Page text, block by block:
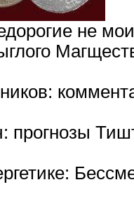
не
прогнозы